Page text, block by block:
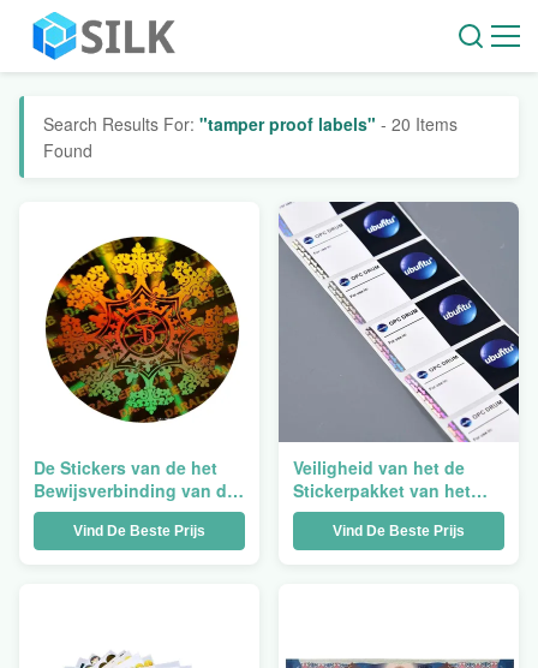
Search Results For: "tamper proof labels" - 20 Items
Found
De Stickers van de het
Bewijsverbinding van de
douanestamper drukten
Zelfklevende de
Vind De Beste Prijs
Veiligheid van het de
Stickerpakket van het
Verpakkingshologram
van de Stamper
Vind De Beste Prijs